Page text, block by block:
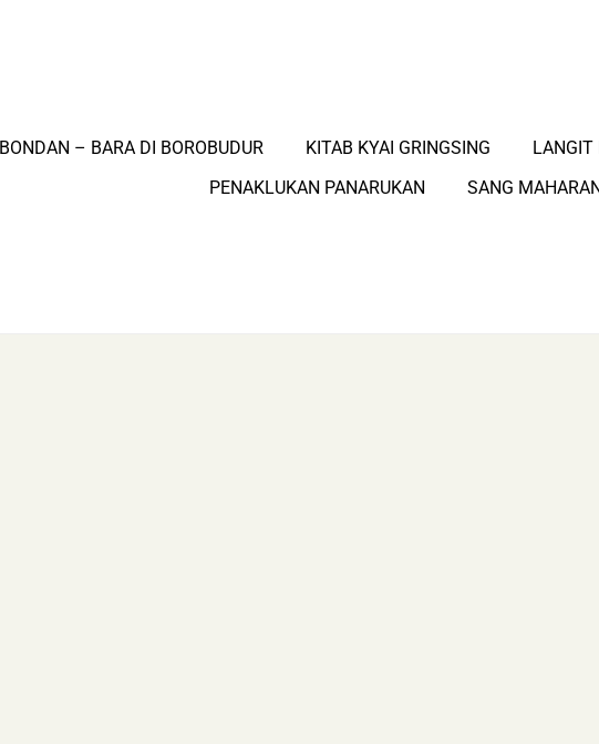
BONDAN – BARA DI BOROBUDUR KITAB KYAI GRINGSING
PENAKLUKAN PANARUKAN
SANG MAHARANI